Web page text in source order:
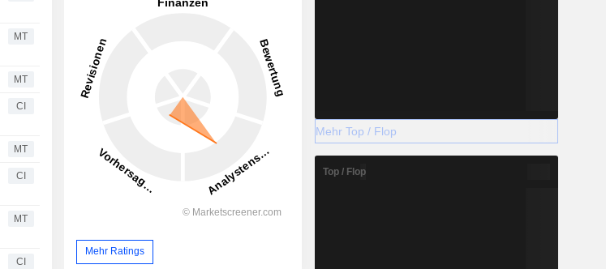
MT
MT
CI
MT
CI
MT
CI
Mehr Ratings
Mehr Top / Flop
Top / Flop